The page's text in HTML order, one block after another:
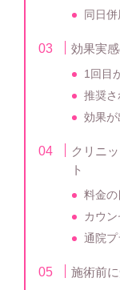
同日
効果実
1回目
推奨さ
効果が
クリニ
ト
料金の
カウ
通院プ
施術前